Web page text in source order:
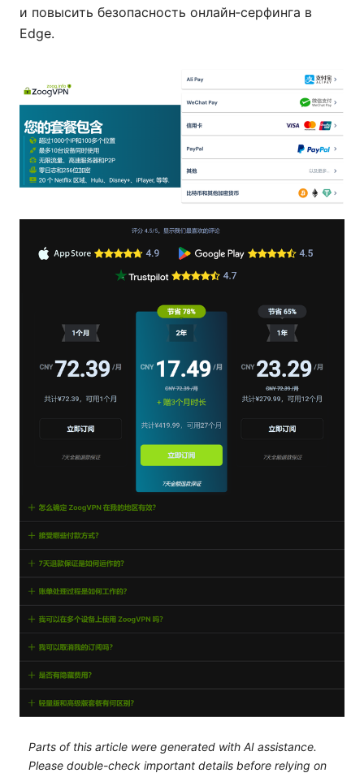
и повысить безопасность онлайн‑серфинга в
Edge.
Parts of this article were generated with AI assistance.
Please double-check important details before relying on